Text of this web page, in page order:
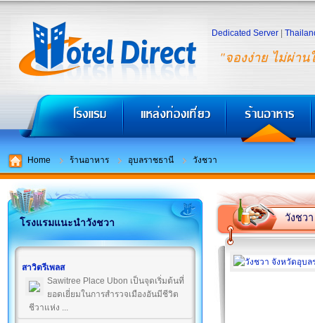
"จองง่าย ไม่ผ่าน
Dedicated Server
Home ร้านอาหาร อุบลราชธานี วังชวา
โรงแรมแนะนำวังชวา
สาวิตรีเพลส
Sawitree Place Ubon เป็นจุดเริ่มต้นที่
ยอดเยี่ยมในการสำรวจเมืองอันมีชีวิต
ชีวาแห่ง ...
วังชวา